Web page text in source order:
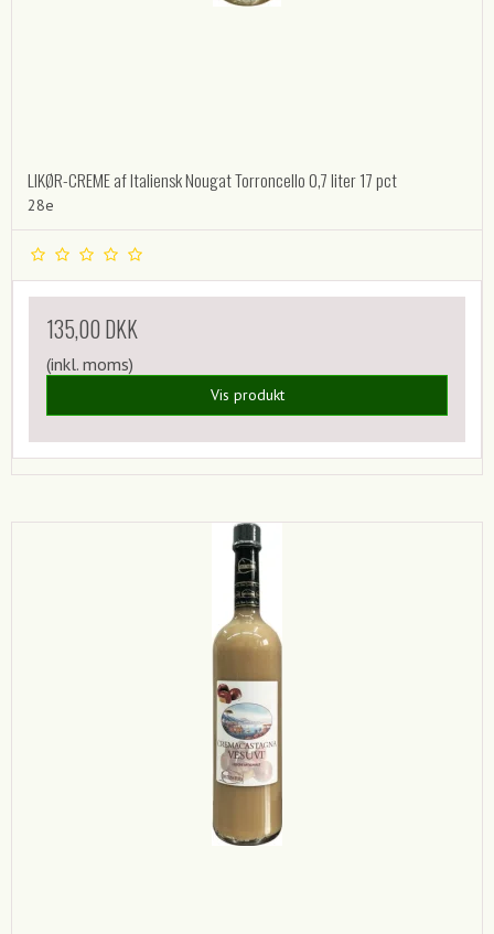
LIKØR-CREME af Italiensk Nougat Torroncello 0,7 liter 17 pct
28e
135,00 DKK
(inkl. moms)
Vis produkt